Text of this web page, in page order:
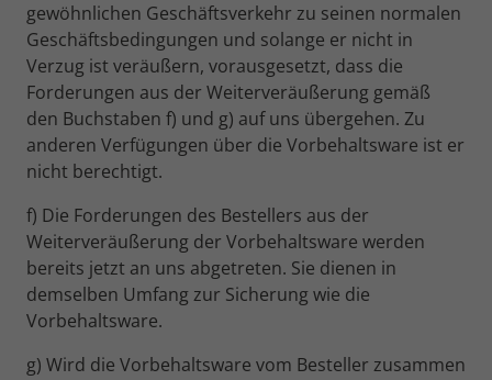
gewöhnlichen Geschäftsverkehr zu seinen normalen
Geschäftsbedingungen und solange er nicht in
Verzug ist veräußern, vorausgesetzt, dass die
Forderungen aus der Weiterveräußerung gemäß
den Buchstaben f) und g) auf uns übergehen. Zu
anderen Verfügungen über die Vorbehaltsware ist er
nicht berechtigt.
f) Die Forderungen des Bestellers aus der
Weiterveräußerung der Vorbehaltsware werden
bereits jetzt an uns abgetreten. Sie dienen in
demselben Umfang zur Sicherung wie die
Vorbehaltsware.
g) Wird die Vorbehaltsware vom Besteller zusammen